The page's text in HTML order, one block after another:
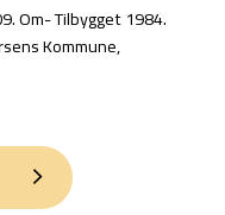
Om- Tilbygget 1984.
Kommune,